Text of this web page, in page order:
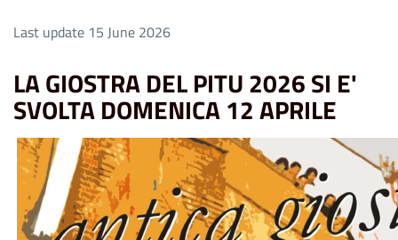
Last update 15 June 2026
LA GIOSTRA DEL PITU 2026 SI E'
SVOLTA DOMENICA 12 APRILE